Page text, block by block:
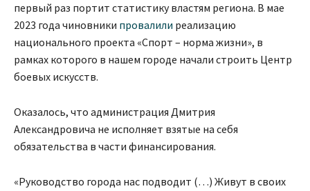
первый раз портит статистику властям региона. В мае
2023 года чиновники провалили реализацию
национального проекта «Спорт – норма жизни», в
рамках которого в нашем городе начали строить Центр
боевых искусств.
Оказалось, что администрация Дмитрия
Александровича не исполняет взятые на себя
обязательства в части финансирования.
«Руководство города нас подводит (…) Живут в своих